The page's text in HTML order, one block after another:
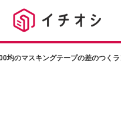
均のマスキングテープの差のつく